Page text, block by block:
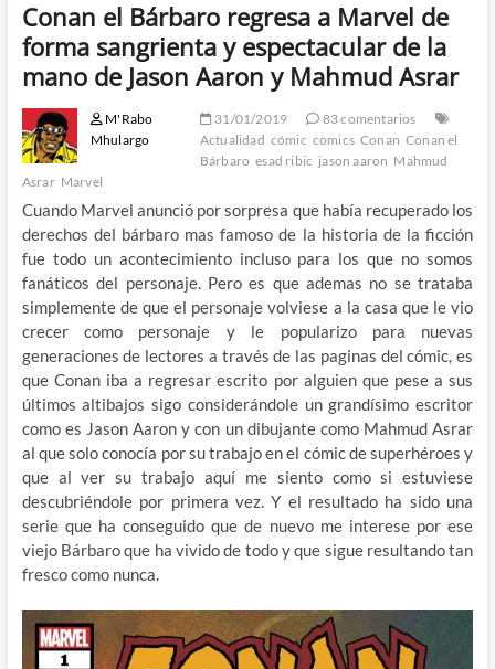
Conan el Bárbaro regresa a Marvel de
forma sangrienta y espectacular de la
mano de Jason Aaron y Mahmud Asrar
M'Rabo
Mhulargo
31/01/2019
83 comentarios
Actualidad cómic comics Conan Conan el
Bárbaro esad ribic jason aaron Mahmud
Asrar Marvel
Cuando Marvel anunció por sorpresa que había recuperado los
derechos del bárbaro mas famoso de la historia de la ficción
fue todo un acontecimiento incluso para los que no somos
fanáticos del personaje. Pero es que ademas no se trataba
simplemente de que el personaje volviese a la casa que le vio
crecer como personaje y le popularizo para nuevas
generaciones de lectores a través de las paginas del cómic, es
que Conan iba a regresar escrito por alguien que pese a sus
últimos altibajos sigo considerándole un grandísimo escritor
como es Jason Aaron y con un dibujante como Mahmud Asrar
al que solo conocía por su trabajo en el cómic de superhéroes y
que al ver su trabajo aquí me siento como si estuviese
descubriéndole por primera vez. Y el resultado ha sido una
serie que ha conseguido que de nuevo me interese por ese
viejo Bárbaro que ha vivido de todo y que sigue resultando tan
fresco como nunca.